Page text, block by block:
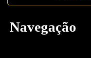
Navegação